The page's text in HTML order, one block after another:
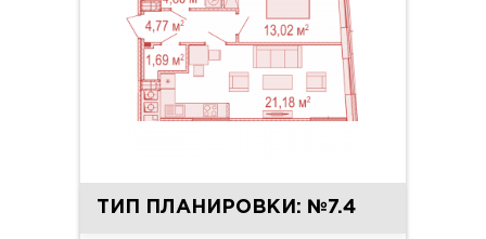
ТИП ПЛАНИРОВКИ: №7.4